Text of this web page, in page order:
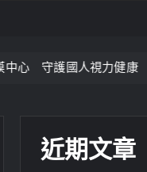
護國人視力健康
近期文章